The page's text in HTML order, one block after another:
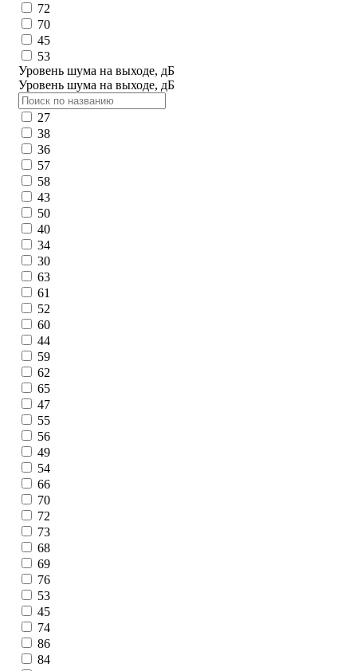
72
70
45
53
Уровень шума на выходе, дБ
Уровень шума на выходе, дБ
27
38
36
57
58
43
50
40
34
30
63
61
52
60
44
59
62
65
47
55
56
49
54
66
70
72
73
68
69
76
53
45
74
86
84